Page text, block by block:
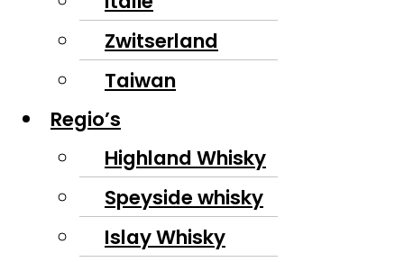
Zwitserland
Taiwan
Regio’s
Highland Whisky
Speyside whisky
Islay Whisky